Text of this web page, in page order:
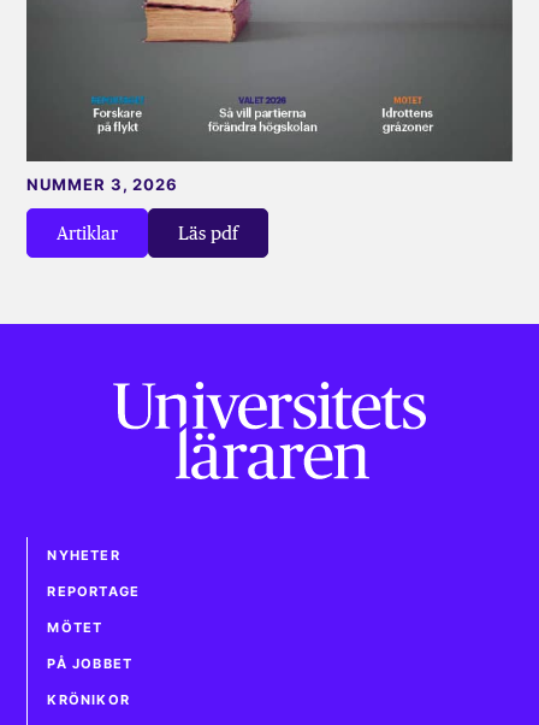
Artiklar Läs pdf
NUMMER 3, 2026
NYHETER
REPORTAGE
MÖTET
PÅ JOBBET
KRÖNIKOR